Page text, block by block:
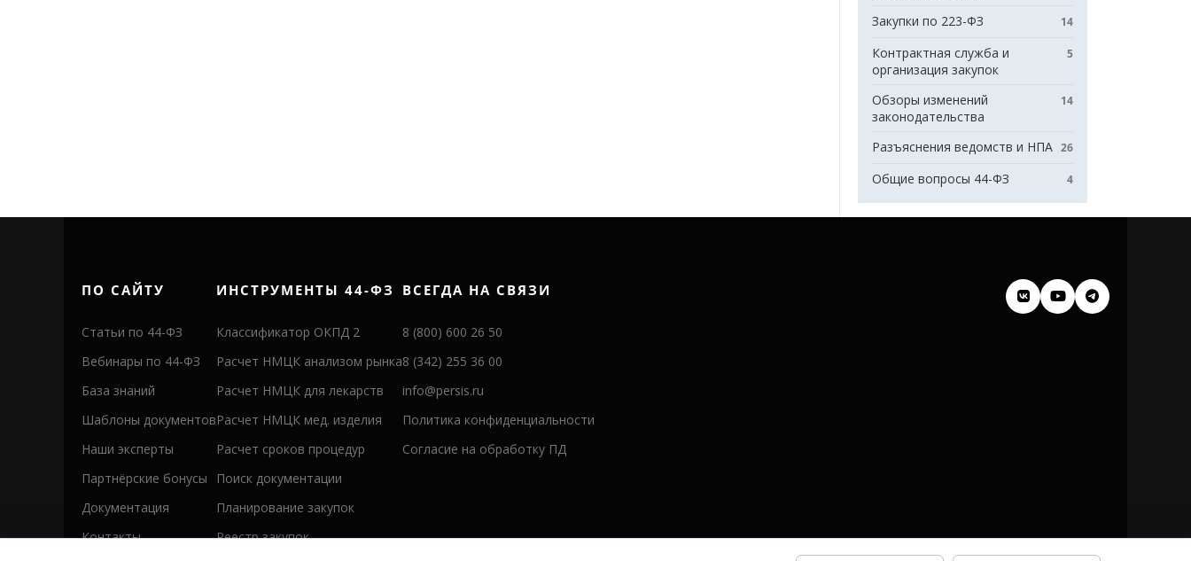
Закупки по 223-ФЗ 14
Контрактная служба и
организация закупок
5
Обзоры изменений
законодательства
14
Разъяснения ведомств и НПА 26
Общие вопросы 44-ФЗ 4
ПО САЙТУ
Статьи по 44-ФЗ
Вебинары по 44-ФЗ
База знаний
Шаблоны документов
Наши эксперты
Партнёрские бонусы
Документация
Контакты
ИНСТРУМЕНТЫ 44-ФЗ
Классификатор ОКПД 2
Расчет НМЦК анализом рынка
Расчет НМЦК для лекарств
Расчет НМЦК мед. изделия
Расчет сроков процедур
Поиск документации
Планирование закупок
Реестр закупок
ВСЕГДА НА СВЯЗИ
8 (800) 600 26 50
8 (342) 255 36 00
info@persis.ru
Политика конфиденциальности
Согласие на обработку ПД